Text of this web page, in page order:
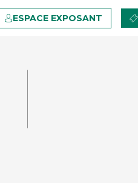
ESPACE EXPOSANT